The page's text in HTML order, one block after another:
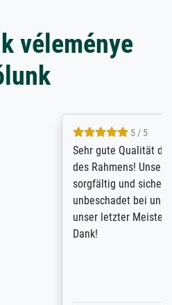
véleménye
Leinwanddrucks und
Bild wurde sehr
verpackt, so dass es
ankam. Es wird nicht
sein. Vielen